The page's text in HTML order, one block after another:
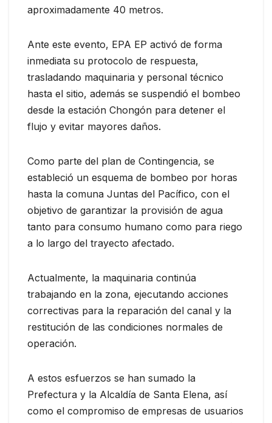
aproximadamente 40 metros.
Ante este evento, EPA EP activó de forma
inmediata su protocolo de respuesta,
trasladando maquinaria y personal técnico
hasta el sitio, además se suspendió el bombeo
desde la estación Chongón para detener el
flujo y evitar mayores daños.
Como parte del plan de Contingencia, se
estableció un esquema de bombeo por horas
hasta la comuna Juntas del Pacífico, con el
objetivo de garantizar la provisión de agua
tanto para consumo humano como para riego
a lo largo del trayecto afectado.
Actualmente, la maquinaria continúa
trabajando en la zona, ejecutando acciones
correctivas para la reparación del canal y la
restitución de las condiciones normales de
operación.
A estos esfuerzos se han sumado la
Prefectura y la Alcaldía de Santa Elena, así
como el compromiso de empresas de usuarios